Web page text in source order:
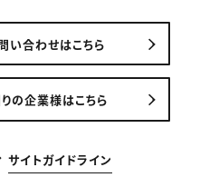
い合わせはこちら
の企業様はこちら
サイトガイドライン